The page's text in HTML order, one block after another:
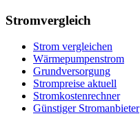
Stromvergleich
Strom vergleichen
Wärmepumpenstrom
Grundversorgung
Strompreise aktuell
Stromkostenrechner
Günstiger Stromanbieter